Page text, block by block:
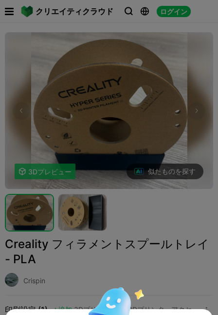
クリエイティクラウド   ログイン

 3Dプレビュー 似たものを探す
Creality フィラメントスプールトレイ
- PLA
Crispin
印刷設定 (1) 追加 3Dプリンター 3Dプリンターアクセサリー 